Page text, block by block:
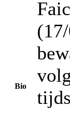
Bio